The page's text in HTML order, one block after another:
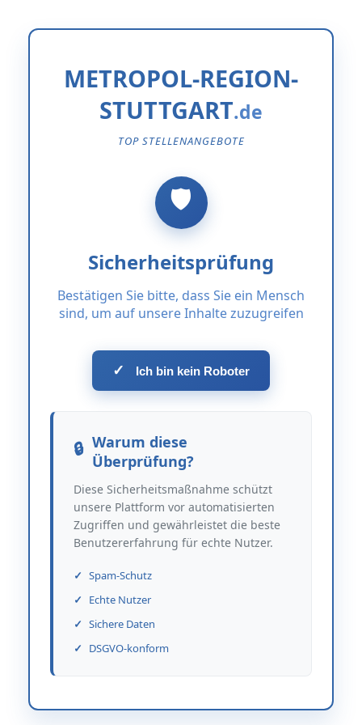
METROPOL-REGION-
STUTTGART
TOP STELLENANGEBOTE
Sicherheitsprüfung
Bestätigen Sie bitte, dass Sie ein Mensch
sind, um auf unsere Inhalte zuzugreifen
✓ Ich bin kein Roboter
Warum diese
Überprüfung?
Diese Sicherheitsmaßnahme schützt
unsere Plattform vor automatisierten
Zugriffen und gewährleistet die beste
Benutzererfahrung für echte Nutzer.
Spam-Schutz
Echte Nutzer
Sichere Daten
DSGVO-konform